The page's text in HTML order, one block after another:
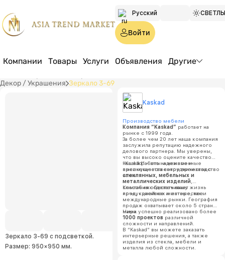
Русский
Türkmen
English
Войти
Компании Товары Услуги Объявления Другие
Декор / Украшения Зеркало 3-69
Цена:
объем
Зеркало 3-69 с подсветкой.
Размер: 950×950 мм.
Kaskad
Производство мебели
Компания “Kaskad” работает на
рынке с 1999 года.
За более чем 20 лет наша компания
заслужила репутацию надежного
делового партнера. Мы уверены,
что вы высоко оцените качество
нашей работы и неизменные
преимущества сотрудничества с
нами.
“Kaskad” – это надежное и
высококачественное производство
стеклянных, мебельных и
металлических изделий
способных сделать вашу жизнь
ярче, красивее и интереснее.
Компания обеспечивает
продукцией как местные, так и
международные рынки. География
продаж охватывает около 5 стран
мира.
Нами успешно реализовано более
1000 проектов различной
сложности и направлений.
В “Kaskad” вы можете заказать
интерьерные решения, а также
изделия из стекла, мебели и
металла любой сложности.